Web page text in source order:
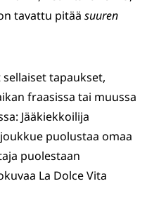
tavattu pitää suuren
tapaukset,
fraasissa tai muussa
Jääkiekkoilija
puolustaa omaa
puolestaan
La Dolce Vita